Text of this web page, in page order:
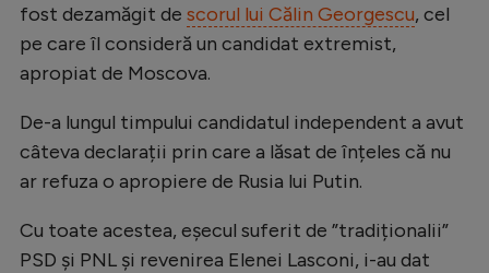
Tenis
Handbal
Natație
Gimnastică
fost dezamăgit de scorul lui Călin Georgescu, cel
pe care îl consideră un candidat extremist,
apropiat de Moscova.
De-a lungul timpului candidatul independent a avut
câteva declarații prin care a lăsat de înțeles că nu
ar refuza o apropiere de Rusia lui Putin.
Cu toate acestea, eșecul suferit de ”tradiționalii”
PSD și PNL și revenirea Elenei Lasconi, i-au dat